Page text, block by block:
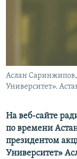
Аслан
Университет».
На веб-сайте
по времени
президентом
Университет»